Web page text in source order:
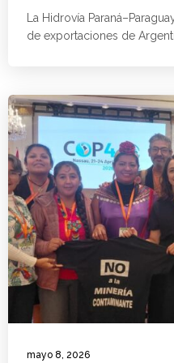
La Hidrovía
de exportaciones de
mayo 8, 2026